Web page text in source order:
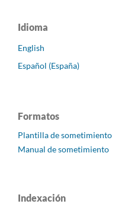
Idioma
English
Español (España)
Formatos
Plantilla de sometimiento
Manual de sometimiento
Indexación